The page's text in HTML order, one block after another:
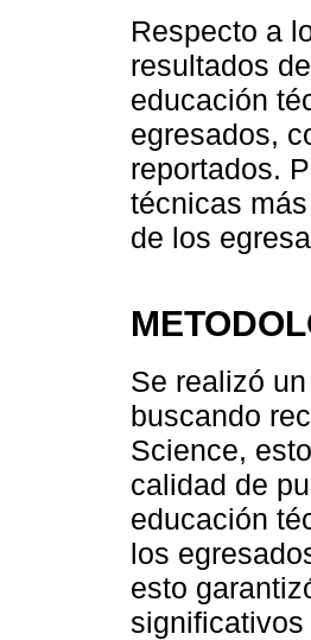
Respecto a
resultados
educación
egresados,
reportados.
técnicas
de los
Se realizó
buscando
Science,
calidad de
educación
los
esto